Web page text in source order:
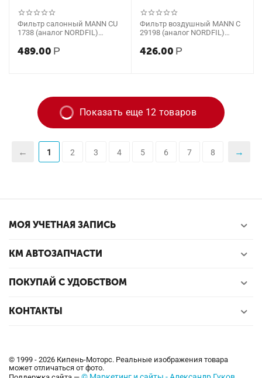
Фильтр салонный MANN CU
1738 (аналог NORDFIL)
489.00 Р
Фильтр воздушный MANN C
29198 (аналог NORDFIL)
426.00 Р
Показать еще 12 товаров
1 2 3 4 5 6 7 8
МОЯ УЧЕТНАЯ ЗАПИСЬ
КМ АВТОЗАПЧАСТИ
ПОКУПАЙ С УДОБСТВОМ
КОНТАКТЫ
© 1999 - 2026 Кипень-Моторс. Реальные изображения товара
может отличаться от фото.